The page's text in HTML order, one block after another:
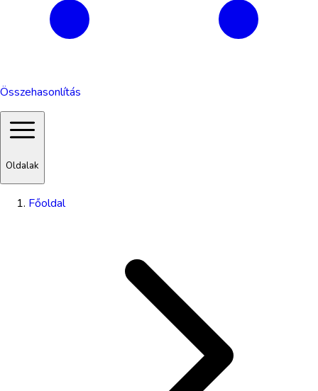
Összehasonlítás
Oldalak
Főoldal